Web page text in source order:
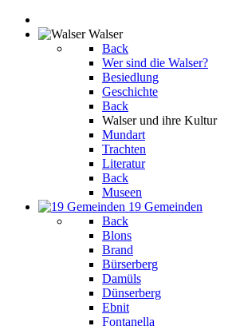
Walser
Back
Wer sind die Walser?
Besiedlung
Geschichte
Back
Walser und ihre Kultur
Mundart
Trachten
Literatur
Back
Museen
19 Gemeinden
Back
Blons
Brand
Bürserberg
Damüls
Dünserberg
Ebnit
Fontanella